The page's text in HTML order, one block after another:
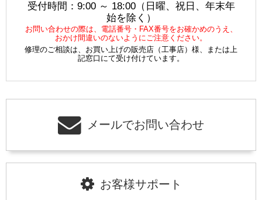
受付時間：9:00 ～ 18:00（日曜、祝日、年末年
始を除く）
お問い合わせの際は、電話番号・FAX番号をお確かめのうえ、
おかけ間違いのないようにご注意ください。
修理のご相談は、お買い上げの販売店（工事店）様、または上
記窓口にて受け付けています。
メールでお問い合わせ
お客様サポート